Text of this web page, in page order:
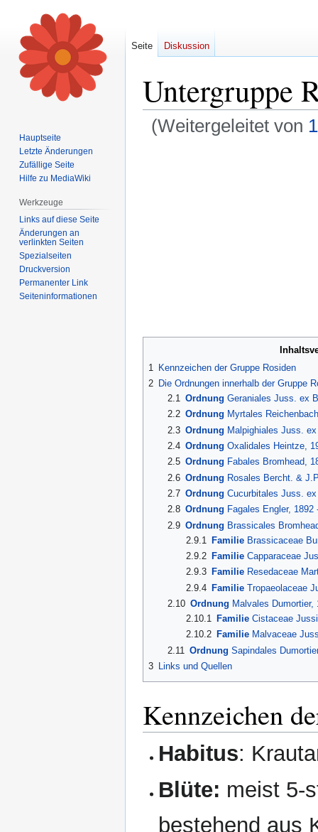
Untergruppe
(Weitergeleitet von
1
Kennzeichen der Gruppe Rosiden
2 Die Ordnungen innerhalb der Gruppe
2.1
Ordnung Geraniales Juss. ex
2.2 Ordnung Myrtales
2.3 Ordnung Malpighiales Juss.
2.4 Ordnung Oxalidales Heintze,
2.5 Ordnung Fabales Bromhead,
2.6 Ordnung Rosales Bercht. &
2.7 Ordnung Cucurbitales Juss.
2.8 Ordnung Fagales Engler,
2.9 Ordnung Brassicales
2.9.1
Familie Brassicaceae
2.9.2 Familie Capparaceae
2.9.3 Familie Resedaceae
2.9.4 Familie Tropaeolaceae
2.10 Ordnung Malvales
2.10.1
Familie Cistaceae
2.10.2 Familie Malvaceae
2.11 Ordnung Sapindales
3
Links und Quellen
Kennzeichen
Habitus:
Blüte: meist 5-
bestehend aus
Seite Diskussion
Hauptseite
Letzte Änderungen
Zufällige Seite
Hilfe zu MediaWiki
Werkzeuge
Links auf diese Seite
Änderungen an
verlinkten Seiten
Spezialseiten
Druckversion
Permanenter Link
Seiten­informationen